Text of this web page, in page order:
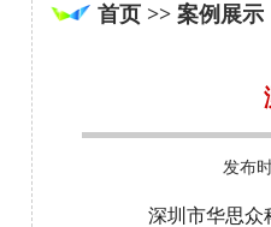
首页 >> 案例展示
发布
深圳市华思众